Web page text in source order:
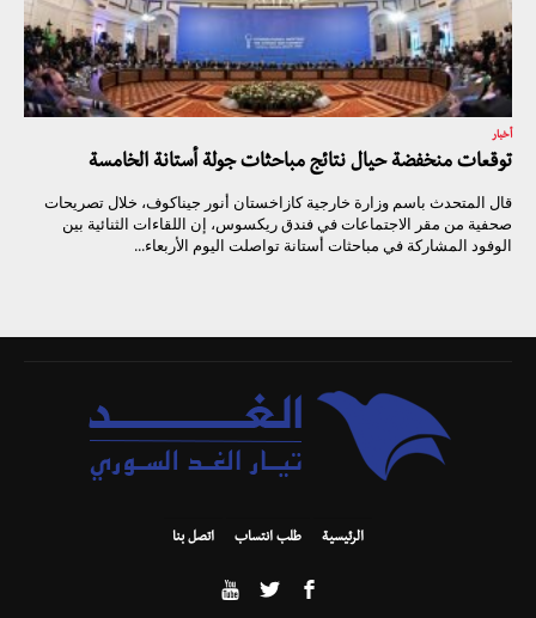
أخبار
توقعات منخفضة حيال نتائج مباحثات جولة أستانة الخامسة
قال المتحدث باسم وزارة خارجية كازاخستان أنور جيناكوف، خلال تصريحات
صحفية من مقر الاجتماعات في فندق ريكسوس، إن اللقاءات الثنائية بين
الوفود المشاركة في مباحثات أستانة تواصلت اليوم الأربعاء...
الرئيسية طلب انتساب اتصل بنا